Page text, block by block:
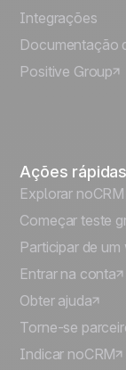
Italiano
Deutsch
Integrações
Documentação
Positive Group
Ações rápidas
Explorar noCRM
Começar teste
Participar de um
Entrar na conta
Obter ajuda
Torne-se
Indicar noCRM